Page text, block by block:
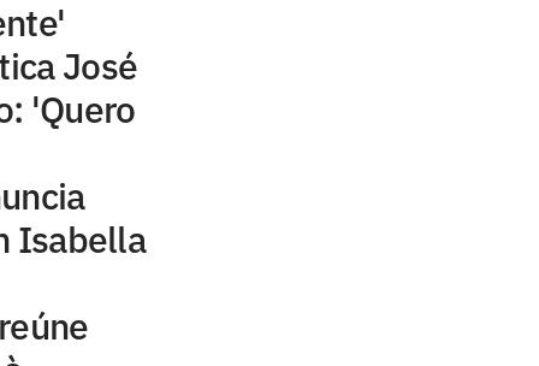
José
'Quero
Isabella